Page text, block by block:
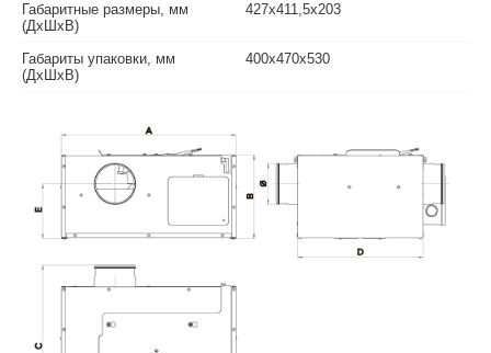
Габаритные размеры, мм
(ДхШхВ)
427х411,5х203
Габариты упаковки, мм
(ДхШхВ)
400х470х530